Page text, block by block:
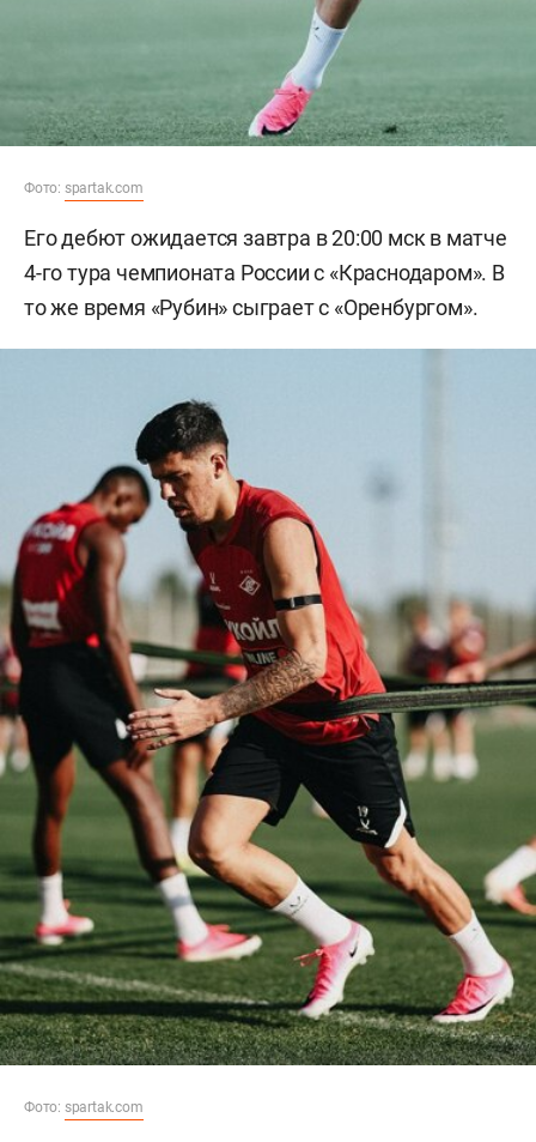
Фото: spartak.com
Его дебют ожидается завтра в 20:00 мск в матче
4-го тура чемпионата России с «Краснодаром». В
то же время «Рубин» сыграет с «Оренбургом».
Фото: spartak.com